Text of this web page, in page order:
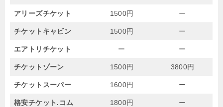
アリーズチケット 1500円 ー
チケットキャビン 1500円 ー
エアトリチケット ー ー
チケットゾーン 1500円 3800円
チケットスーパー 1600円 ー
格安チケット.コム 1800円 ー